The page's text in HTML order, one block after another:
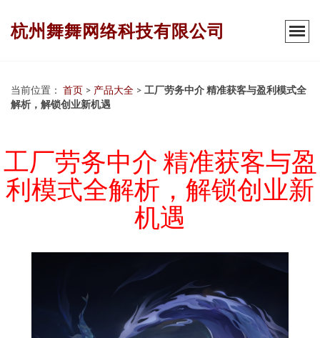
杭州舞舞网络科技有限公司
当前位置： 首页 > 产品大全 > 工厂劳务中介 精准获客与盈利模式全
解析，解锁创业新机遇
工厂劳务中介 精准获客与盈
利模式全解析，解锁创业新
机遇